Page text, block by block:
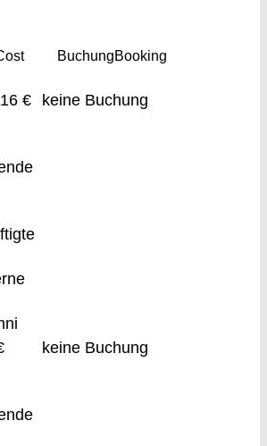
BuchungBooking
€
keine Buchung
keine Buchung